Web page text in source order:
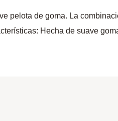
pelota de goma. La
Hecha de suave